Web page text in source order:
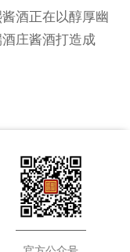
酒正在以醇厚幽
庄酱酒打造成